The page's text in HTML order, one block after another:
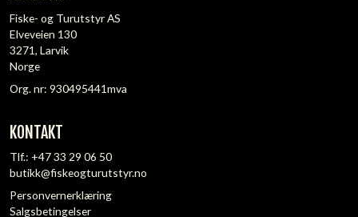
Fiske- og Turutstyr AS
Elveveien 130
3271, Larvik
Norge
Org. nr: 930495441mva
KONTAKT
Tlf.: +47 33 29 06 50
butikk@fiskeogturutstyr.no
Personvernerklæring
Salgsbetingelser